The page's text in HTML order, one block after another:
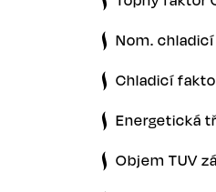
Nom.
Chladicí
Energetická
Objem TUV